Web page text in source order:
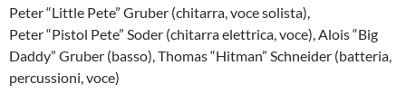
Peter “Little Pete” Gruber (chitarra, voce solista),
Peter “Pistol Pete” Soder (chitarra elettrica, voce), Alois “Big
Daddy” Gruber (basso), Thomas “Hitman” Schneider (batteria,
percussioni, voce)